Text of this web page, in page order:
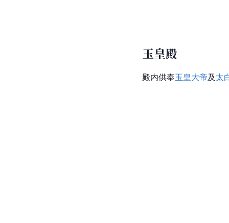
玉皇殿
殿内供奉玉皇大帝及 太